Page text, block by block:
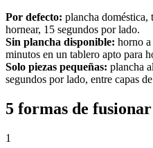
Por defecto: plancha doméstica,
hornear, 15 segundos por lado.
Sin plancha disponible: horno
minutos en un tablero apto para
Solo piezas pequeñas: plancha
segundos por lado, entre capas
5 formas de
1